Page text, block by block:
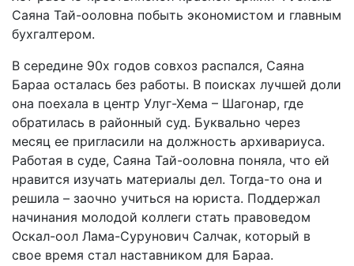
Саяна Тай-ооловна побыть экономистом и главным
бухгалтером.
В середине 90х годов совхоз распался, Саяна
Бараа осталась без работы. В поисках лучшей доли
она поехала в центр Улуг-Хема – Шагонар, где
обратилась в районный суд. Буквально через
месяц ее пригласили на должность архивариуса.
Работая в суде, Саяна Тай-ооловна поняла, что ей
нравится изучать материалы дел. Тогда-то она и
решила – заочно учиться на юриста. Поддержал
начинания молодой коллеги стать правоведом
Оскал-оол Лама-Сурунович Салчак, который в
свое время стал наставником для Бараа.